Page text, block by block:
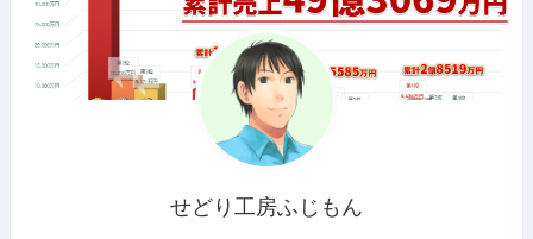
せどり工房ふじもん